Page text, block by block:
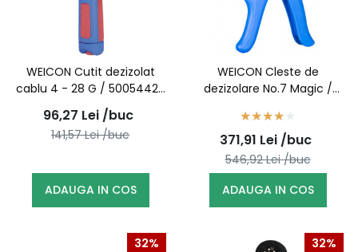
WEICON Cutit dezizolat
cablu 4 - 28 G / 50054428
(10012851)
96,27 Lei /buc
141,57Lei /buc
ADAUGA IN COS
WEICON Cleste de
dezizolare No.7 Magic /
371,91 Lei /buc
546,92Lei /buc
ADAUGA IN COS
32% 32%